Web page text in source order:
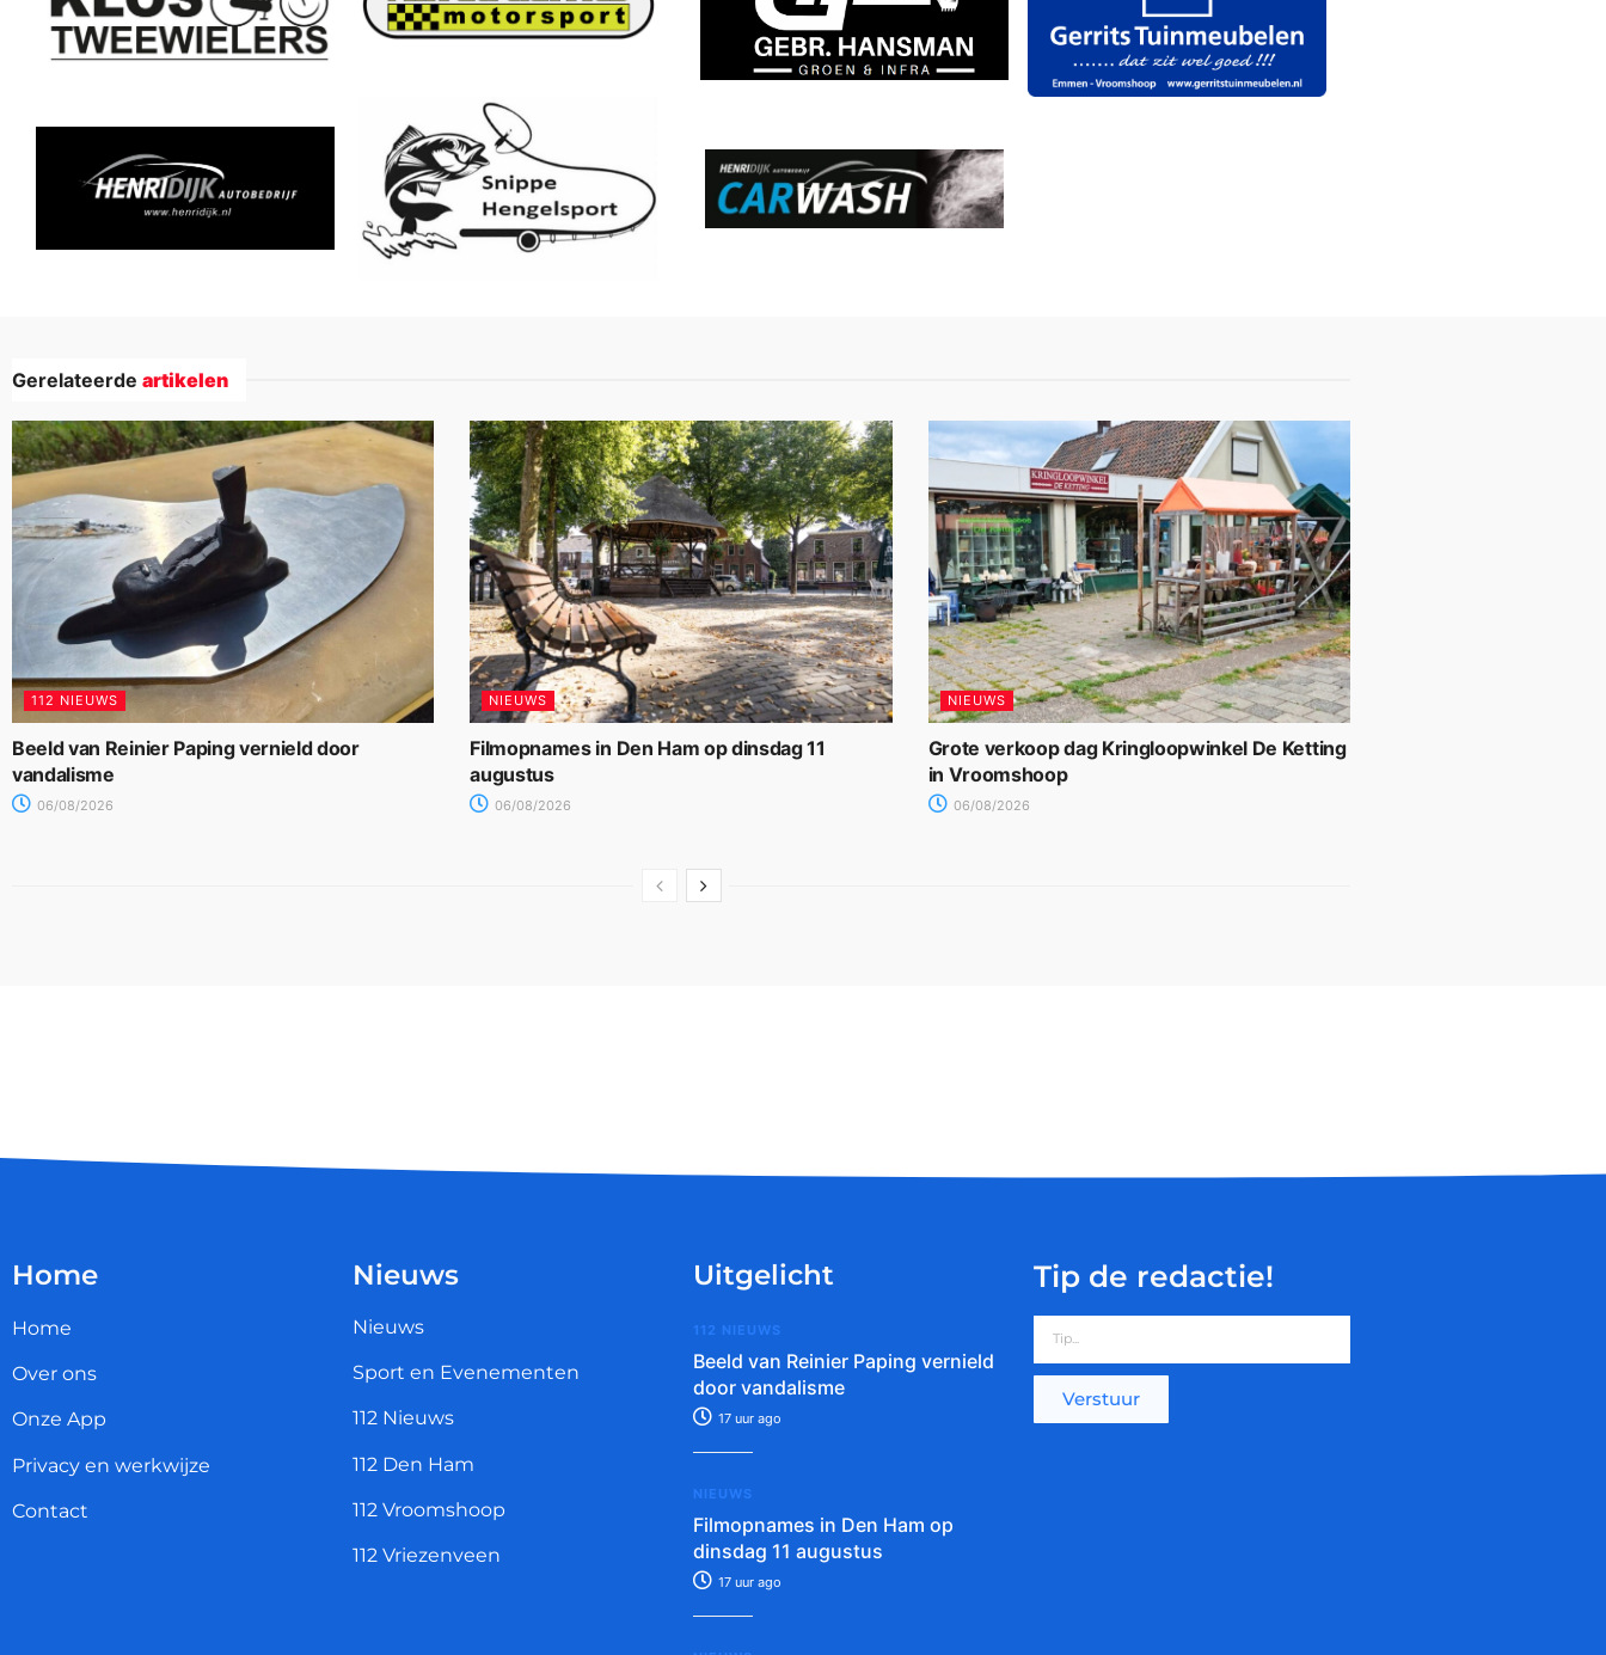
Gerelateerde artikelen
112 NIEUWS
Beeld van Reinier Paping vernield door
vandalisme
06/08/2026
NIEUWS
Filmopnames in Den Ham op dinsdag 11
augustus
06/08/2026
NIEUWS
Grote verkoop dag Kringloopwinkel De Ketting
in Vroomshoop
06/08/2026
Home
Home
Over ons
Onze App
Privacy en werkwijze
Contact
Nieuws
Nieuws
Sport en Evenementen
112 Nieuws
112 Den Ham
112 Vroomshoop
112 Vriezenveen
Uitgelicht
112 NIEUWS
Beeld van Reinier Paping vernield
door vandalisme
17 uur ago
NIEUWS
Filmopnames in Den Ham op
dinsdag 11 augustus
17 uur ago
Tip de redactie!
Verstuur